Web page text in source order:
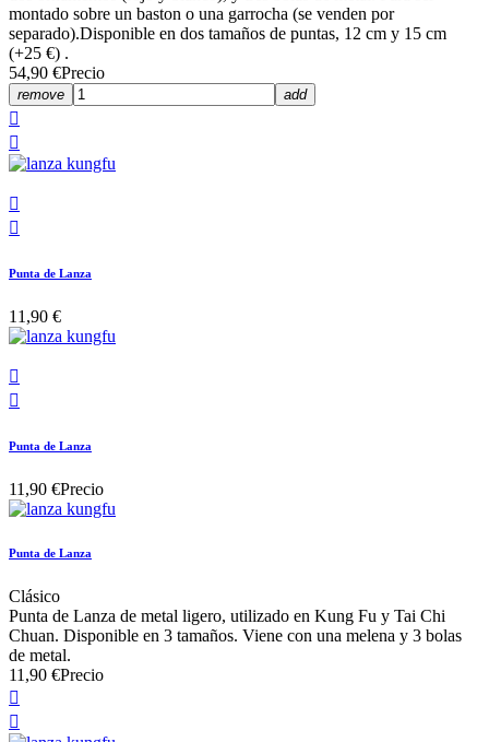
montado sobre un baston o una garrocha (se venden por
separado).Disponible en dos tamaños de puntas, 12 cm y 15 cm
(+25 €) .
54,90 €Precio
remove add




Punta de Lanza
11,90 €


Punta de Lanza
11,90 €Precio
Punta de Lanza
Clásico
Punta de Lanza de metal ligero, utilizado en Kung Fu y Tai Chi
Chuan. Disponible en 3 tamaños. Viene con una melena y 3 bolas
de metal.
11,90 €Precio

